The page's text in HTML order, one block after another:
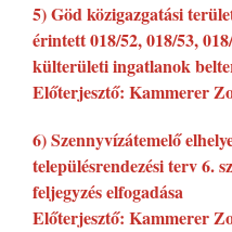
5) Göd közigazgatási
érintett 018/52, 018/53,
külterületi ingatlanok
Előterjesztő: Kammerer
6) Szennyvízátemelő
településrendezési terv 6.
feljegyzés elfogadása
Előterjesztő: Kammerer